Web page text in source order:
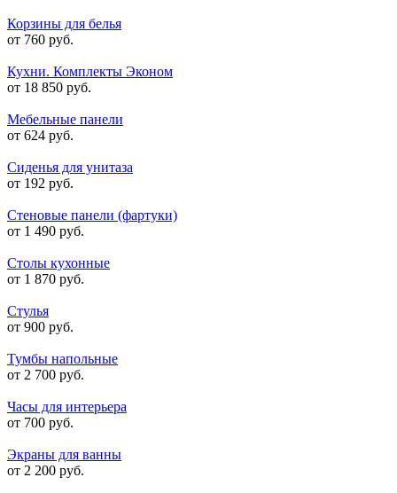
Корзины для белья
от 760 руб.
Кухни. Комплекты Эконом
от 18 850 руб.
Мебельные панели
от 624 руб.
Сиденья для унитаза
от 192 руб.
Стеновые панели (фартуки)
от 1 490 руб.
Столы кухонные
от 1 870 руб.
Стулья
от 900 руб.
Тумбы напольные
от 2 700 руб.
Часы для интерьера
от 700 руб.
Экраны для ванны
от 2 200 руб.